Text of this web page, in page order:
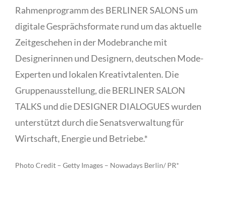
Rahmenprogramm des BERLINER SALONS um
digitale Gesprächsformate rund um das aktuelle
Zeitgeschehen in der Modebranche mit
Designerinnen und Designern, deutschen Mode-
Experten und lokalen Kreativtalenten. Die
Gruppenausstellung, die BERLINER SALON
TALKS und die DESIGNER DIALOGUES wurden
unterstützt durch die Senatsverwaltung für
Wirtschaft, Energie und Betriebe.*
Photo Credit – Getty Images – Nowadays Berlin/ PR*